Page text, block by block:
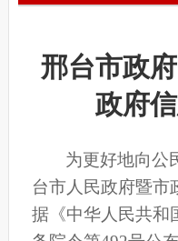
邢台市政
政府
为更好地向公
台市人民政府暨市
据《中华人民共和